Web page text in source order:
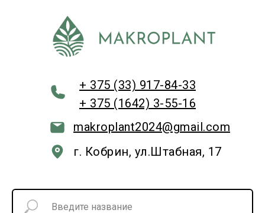
+ 375 (33) 917-84-33
makroplant2024@gmail.com
г. Кобрин, ул.Штабная, 17
+ 375 (1642) 3-55-16